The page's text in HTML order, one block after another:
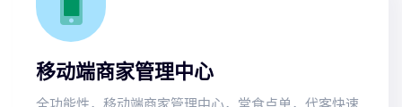
移动端商家管理中心